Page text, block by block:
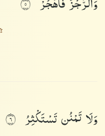
وَلَاتَمْنُنتَسْتَكْثِرُ ٦